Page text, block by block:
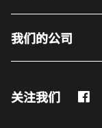
我们的公司
关注我们